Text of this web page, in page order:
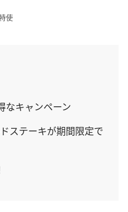
使
なキャンペーン
ステーキが期間限定で